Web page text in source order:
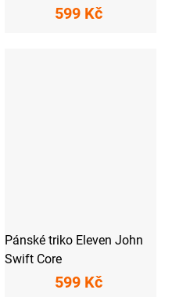
599 Kč
Pánské triko Eleven John
Swift Core
599 Kč